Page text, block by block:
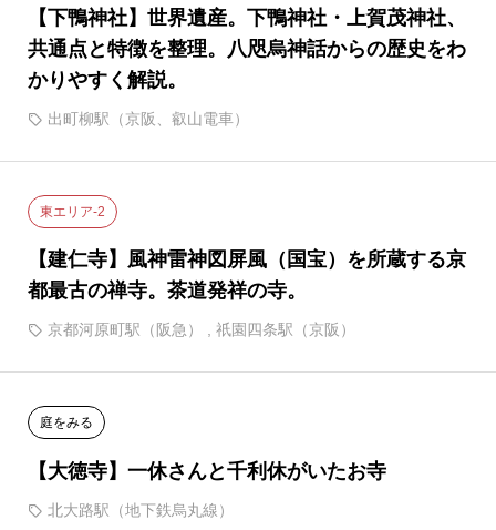
【下鴨神社】世界遺産。下鴨神社・上賀茂神社、
共通点と特徴を整理。八咫烏神話からの歴史をわ
かりやすく解説。
出町柳駅（京阪、叡山電車）
東エリア-2
【建仁寺】風神雷神図屏風（国宝）を所蔵する京
都最古の禅寺。茶道発祥の寺。
京都河原町駅（阪急） , 祇園四条駅（京阪）
庭をみる
【大徳寺】一休さんと千利休がいたお寺
北大路駅（地下鉄烏丸線）